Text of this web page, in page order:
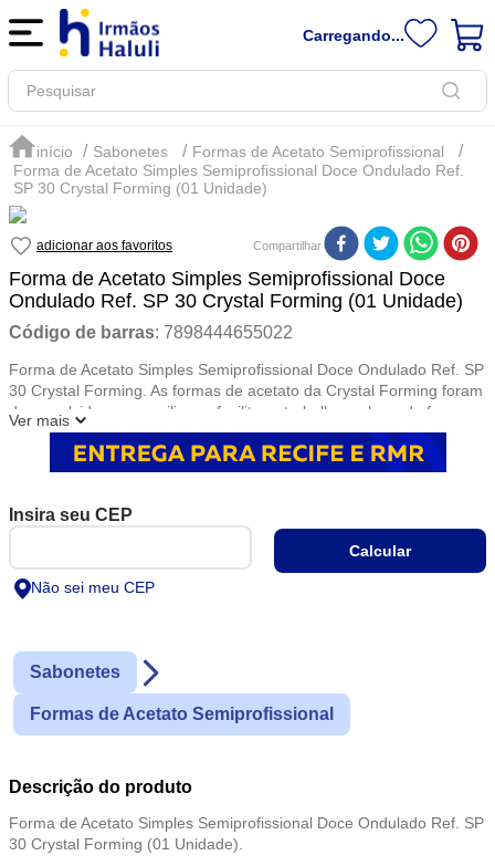
Carregando...
Pesquisar
Sabonetes
Formas de Acetato Semiprofissional
Forma de Acetato Simples Semiprofissional Doce Ondulado Ref.
SP 30 Crystal Forming (01 Unidade)
Compartilhar
Forma de Acetato Simples Semiprofissional Doce
Ondulado Ref. SP 30 Crystal Forming (01 Unidade)
Código de barras: 7898444655022
Forma de Acetato Simples Semiprofissional Doce Ondulado Ref. SP
30 Crystal Forming. As formas de acetato da Crystal Forming foram
desenvolvidas para agilizar e facilitar o trabalho na hora de fazer
bombons, trufas e outros docinhos. Compre na Irmãos Haluli!
Ver mais
Não sei meu CEP
Sabonetes
Formas de Acetato Semiprofissional
Descrição do produto
Forma de Acetato Simples Semiprofissional Doce Ondulado Ref. SP
30 Crystal Forming (01 Unidade).